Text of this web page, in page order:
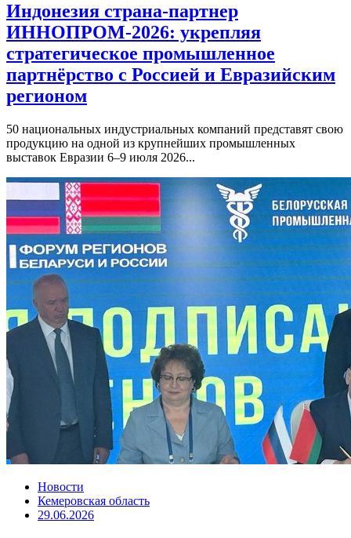
Индонезия страна-партнер
ИННОПРОМ-2026: укрепляя
стратегическое промышленное
партнёрство с Россией и Евразийским
регионом
50 национальных индустриальных компаний представят свою
продукцию на одной из крупнейших промышленных
выставок Евразии 6–9 июля 2026...
Новости
Кемеровская область
29.06.2026